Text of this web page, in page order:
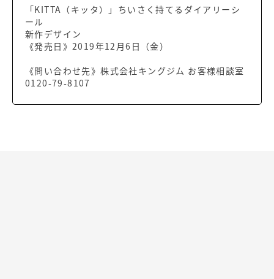
「KITTA（キッタ）」ちいさく持てるダイアリーシ
ール
新作デザイン
《発売日》2019年12月6日（金）
《問い合わせ先》株式会社キングジム お客様相談室
0120-79-8107